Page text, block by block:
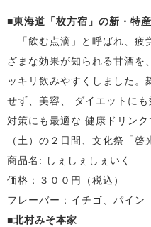
■東海道「枚方宿」の新・特
「飲む点滴」と呼ばれ、疲
ざまな効果が知られる甘酒を
ッキリ飲みやすくしました。
せず、美容、 ダイエットに
対策にも最適な 健康ドリン
（土）の２日間、文化祭「啓
商品名 :
しぇしぇしぇいく
価格：３００円（税込）
フレーバー：イチゴ、パイン
■北村みそ本家